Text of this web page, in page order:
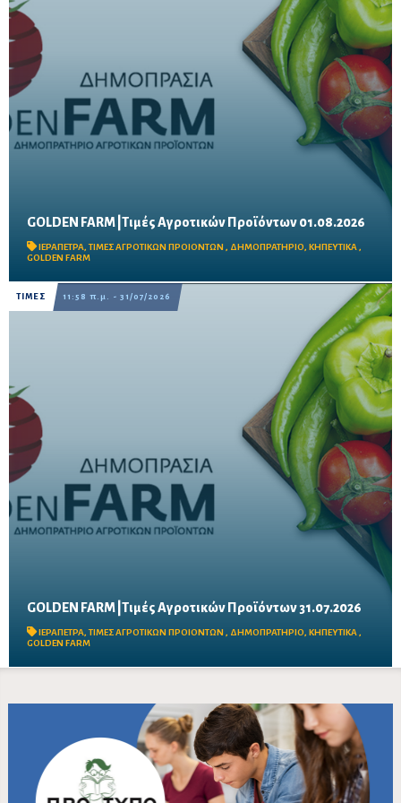
GOLDEN FARM |Τιμές Αγροτικών Προϊόντων 01.08.2026
ΙΕΡΑΠΕΤΡΑ,ΤΙΜΕΣ ΑΓΡΟΤΙΚΩΝ ΠΡΟΙΟΝΤΩΝ , ΔΗΜΟΠΡΑΤΗΡΙΟ, ΚΗΠΕΥΤΙΚΑ ,
GOLDEN FARM
Δείτε τις σημερινές τιμές του δημοπρατηρίου
ΤΙΜΕΣ 11:58 π.μ. - 31/07/2026
GOLDEN FARM |Τιμές Αγροτικών Προϊόντων 31.07.2026
ΙΕΡΑΠΕΤΡΑ,ΤΙΜΕΣ ΑΓΡΟΤΙΚΩΝ ΠΡΟΙΟΝΤΩΝ , ΔΗΜΟΠΡΑΤΗΡΙΟ, ΚΗΠΕΥΤΙΚΑ,
GOLDEN FARM